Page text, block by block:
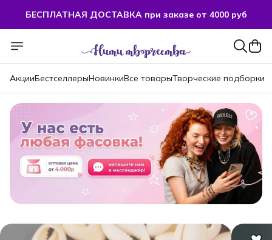
БЕСПЛАТНАЯ ДОСТАВКА при заказе от 4000 руб
БЕСПЛАТНАЯ ДОСТАВКА при заказе от 4000 руб
АкцииБестселлерыНовинкиВсе товарыТворческие подборки